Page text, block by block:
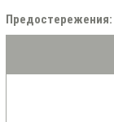
Предостережения: